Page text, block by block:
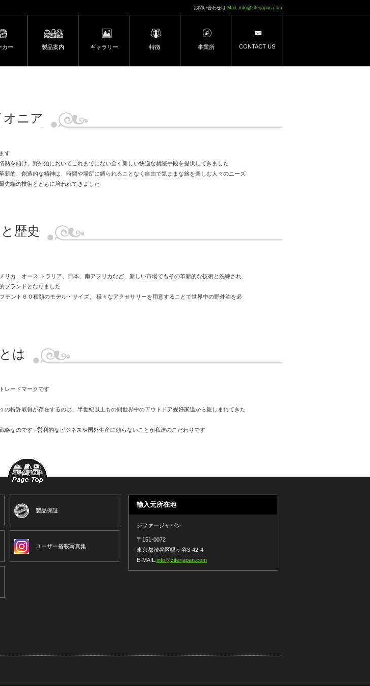
お問い合わせは Mail. info@ziferjapan.com
ニア
す
を傾け、野外泊においてこれまでにない全く新しい快適な就寝手段を提供してきました
的、創造的な精神は、時間や場所に縛られることなく自由で気ままな旅を楽しむ人々のニーズ
先端の技術とともに培われてきました
歴史
カ、オース トラリア、日本、南アフリカなど、新しい市場でもその革新的な技術と洗練され
ブランドとなりました
ント６０種類のモデル・サイズ、 様々なアクセサリーを用意することで世界中の野外泊を必
は
レードマークです
特許取得が存在するのは、半世紀以上もの間世界中のアウトドア愛好家達から親しまれてきた
なのです : 営利的なビジネスや国外生産に頼らないことが私達のこだわりです
カー 製品案内 ギャラリー 特徴 事業所 CONTACT US
製品保証
ユーザー搭載写真集
輸入元所在地
ジファージャパン
〒151-0072
東京都渋谷区幡ヶ谷3-42-4
E-MAIL. info@ziferjapan.com